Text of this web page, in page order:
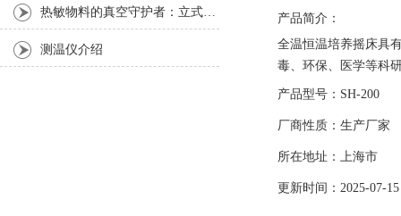
产品简介：
全温恒温培养摇床具
毒、环保、医学等科
生化、细胞、菌种等
产品型号：SH-200
厂商性质：生产厂家
所在地址：上海市
更新时间：2025-07-15
热敏物料的真空守护者：立式真空干燥箱选购指南
测温仪介绍